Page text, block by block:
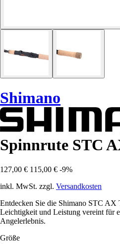
Shimano
Spinnrute STC
127,00 € 115,00 € -9%
inkl. MwSt. zzgl. Versandkosten
Entdecken Sie die Shimano STC AX
Leichtigkeit und Leistung vereint für
Angelerlebnis.
Größe